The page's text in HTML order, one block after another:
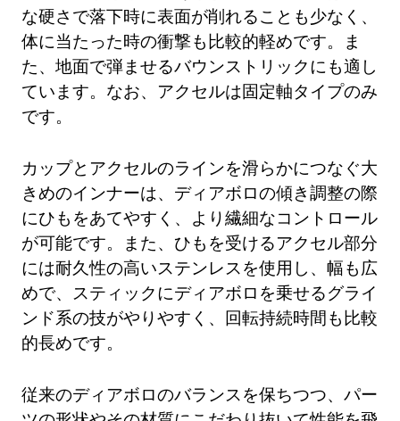
な硬さで落下時に表面が削れることも少なく、
体に当たった時の衝撃も比較的軽めです。ま
た、地面で弾ませるバウンストリックにも適し
ています。なお、アクセルは固定軸タイプのみ
です。
カップとアクセルのラインを滑らかにつなぐ大
きめのインナーは、ディアボロの傾き調整の際
にひもをあてやすく、より繊細なコントロール
が可能です。また、ひもを受けるアクセル部分
には耐久性の高いステンレスを使用し、幅も広
めで、スティックにディアボロを乗せるグライ
ンド系の技がやりやすく、回転持続時間も比較
的長めです。
従来のディアボロのバランスを保ちつつ、パー